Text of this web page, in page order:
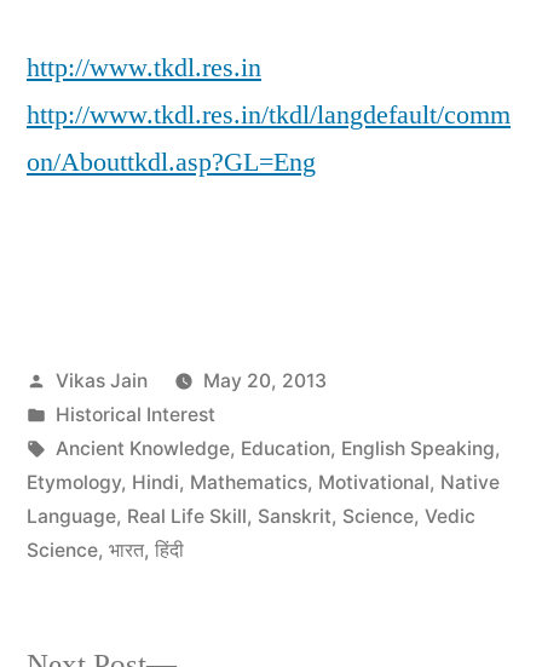
http://www.tkdl.res.in
http://www.tkdl.res.in/tkdl/langdefault/comm
on/Abouttkdl.asp?GL=Eng
Posted
by
Vikas Jain
May 20, 2013
Posted
in
Historical Interest
Tags:
Ancient Knowledge, Education, English Speaking,
Etymology, Hindi, Mathematics, Motivational, Native
Language, Real Life Skill, Sanskrit, Science, Vedic
Science, भारत, हिंदी